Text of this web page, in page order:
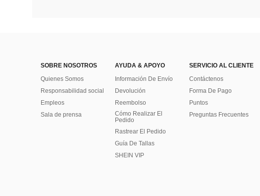
SOBRE NOSOTROS
Quienes Somos
Responsabilidad social
Empleos
Sala de prensa
AYUDA & APOYO
Información De Envío
Devolución
Reembolso
Cómo Realizar El
Pedido
Rastrear El Pedido
Guía De Tallas
SHEIN VIP
SERVICIO AL CLIENTE
Contáctenos
Forma De Pago
Puntos
Preguntas Frecuentes